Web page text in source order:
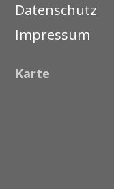
Datenschutz
Impressum
Karte